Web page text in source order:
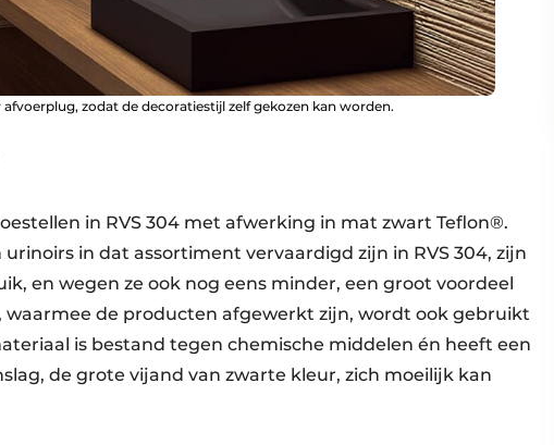
zodat de decoratiestijl zelf gekozen kan worden.
in RVS 304 met afwerking in mat zwart Teflon®.
in dat assortiment vervaardigd zijn in RVS 304, zijn
en wegen ze ook nog eens minder, een groot voordeel
waarmee de producten afgewerkt zijn, wordt ook gebruikt
is bestand tegen chemische middelen én heeft een
de grote vijand van zwarte kleur, zich moeilijk kan